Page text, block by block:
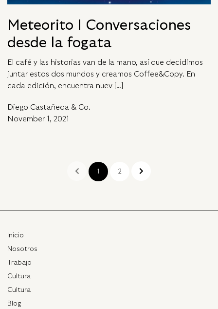
Meteorito I Conversaciones
desde la fogata
El café y las historias van de la mano, así que decidimos
juntar estos dos mundos y creamos Coffee&Copy. En
cada edición, encuentra nuev […]
Diego Castañeda & Co.
November 1, 2021
1 2
Inicio
Nosotros
Trabajo
Cultura
Cultura
Blog